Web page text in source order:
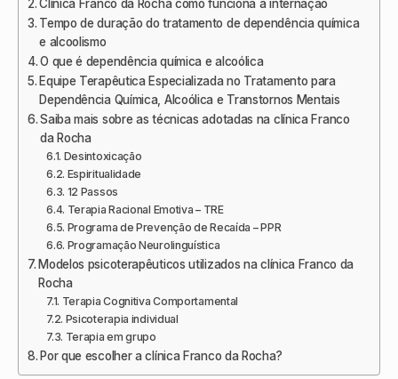
Clínica Franco da Rocha como funciona a internação
Tempo de duração do tratamento de dependência química
e alcoolismo
O que é dependência química e alcoólica
Equipe Terapêutica Especializada no Tratamento para
Dependência Química, Alcoólica e Transtornos Mentais
Saiba mais sobre as técnicas adotadas na clínica Franco
da Rocha
Desintoxicação
Espiritualidade
12 Passos
Terapia Racional Emotiva – TRE
Programa de Prevenção de Recaída – PPR
Programação Neurolinguística
Modelos psicoterapêuticos utilizados na clínica Franco da
Rocha
Terapia Cognitiva Comportamental
Psicoterapia individual
Terapia em grupo
Por que escolher a clínica Franco da Rocha?